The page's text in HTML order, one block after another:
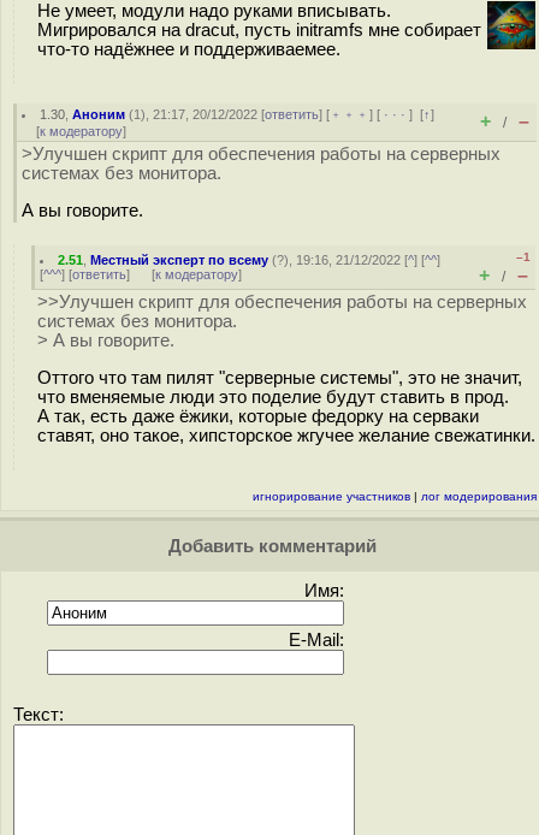
Не умеет, модули надо руками вписывать.
Мигрировался на dracut, пусть initramfs мне собирает
что-то надёжнее и поддерживаемее.
1.30 ,Аноним (1), 21:17, 20/12/2022 [ответить] [ ﹢﹢﹢] [ · · ·][↑]
[к модератору] + / –
>Улучшен скрипт для обеспечения работы на серверных
системах без монитора.
А вы говорите.
2.51 ,Местный эксперт по всему (?), 19:16, 21/12/2022 [^] [^^]
[^^^] [ответить] [к модератору]
–1
+ / –
>>Улучшен скрипт для обеспечения работы на серверных
системах без монитора.
> А вы говорите.
Оттого что там пилят "серверные системы", это не значит,
что вменяемые люди это поделие будут ставить в прод.
А так, есть даже ёжики, которые федорку на серваки
ставят, оно такое, хипсторское жгучее желание свежатинки.
игнорирование участников | лог модерирования
Добавить комментарий
Имя:
E-Mail:
Текст: